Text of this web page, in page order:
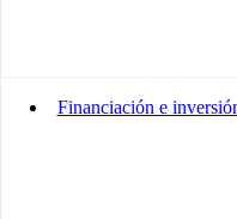
Financiación e